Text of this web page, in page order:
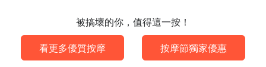
被搞壞的你，值得這一按！
看更多優質按摩
按摩節獨家優惠